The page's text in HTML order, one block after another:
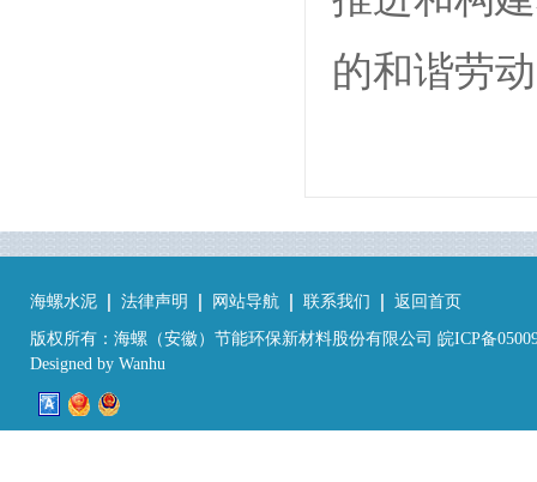
的和谐劳
海螺水泥 法律声明 网站导航 联系我们 返回首页
版权所有：海螺（安徽）节能环保新材料股份有限公司 皖ICP备
Designed by Wanhu